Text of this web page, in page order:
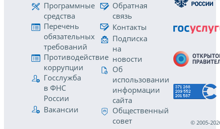
Программные
средства
Перечень
обязательных
требований
Противодействие
коррупции
Госслужба
в ФНС
России
Вакансии
Обратная
связь
Контакты
Подписка
на
новости
Об
использовании
информации
сайта
Общественный
совет
© 2005-